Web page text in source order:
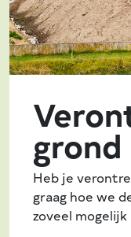
grond
Heb je
graag hoe we
zoveel